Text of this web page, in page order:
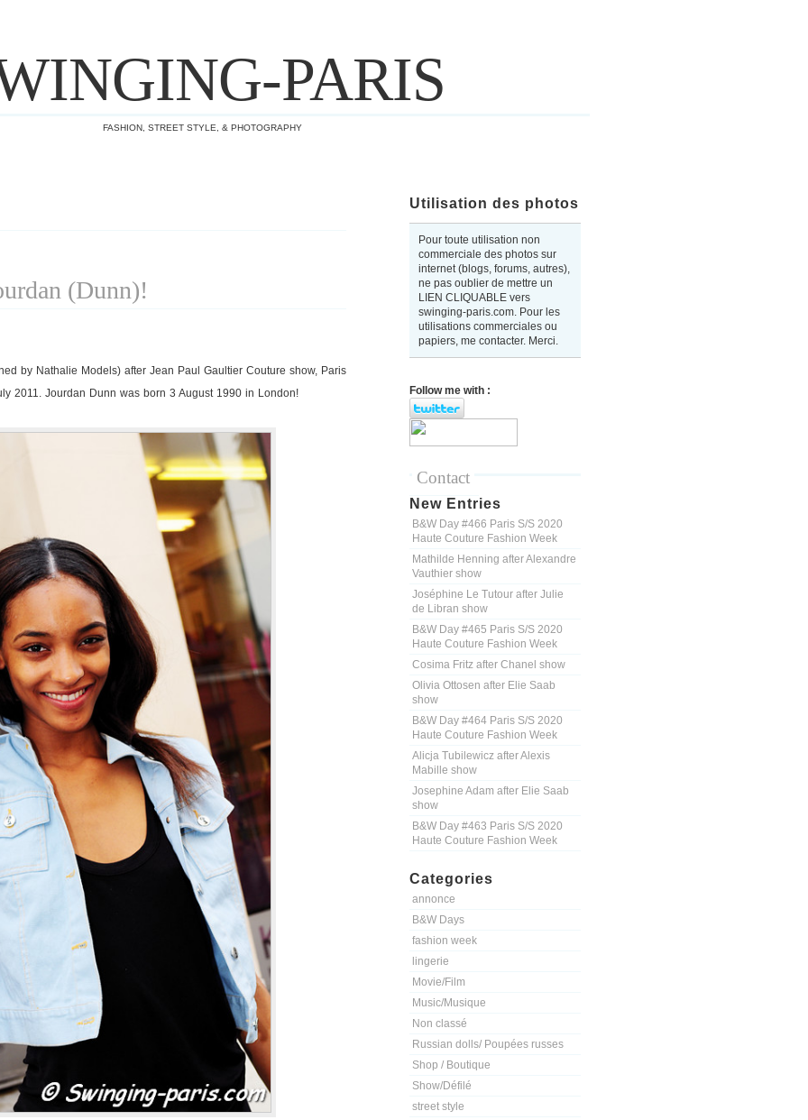
PARIS
FASHION, STREET STYLE, & PHOTOGRAPHY
Utilisation des photos
Pour toute utilisation non
commerciale des photos sur
internet (blogs, forums, autres),
ne pas oublier de mettre un
LIEN CLIQUABLE vers
swinging-paris.com. Pour les
utilisations commerciales ou
papiers, me contacter. Merci.
Follow me with :
Contact
New Entries
B&W Day #466 Paris S/S 2020
Haute Couture Fashion Week
Mathilde Henning after Alexandre
Vauthier show
Joséphine Le Tutour after Julie
de Libran show
B&W Day #465 Paris S/S 2020
Haute Couture Fashion Week
Cosima Fritz after Chanel show
Olivia Ottosen after Elie Saab
show
B&W Day #464 Paris S/S 2020
Haute Couture Fashion Week
Alicja Tubilewicz after Alexis
Mabille show
Josephine Adam after Elie Saab
show
B&W Day #463 Paris S/S 2020
Haute Couture Fashion Week
Categories
annonce
B&W Days
fashion week
lingerie
Movie/Film
Music/Musique
Non classé
Russian dolls/ Poupées russes
Shop / Boutique
Show/Défilé
street style
(Dunn)!
by Nathalie Models) after Jean Paul Gaultier Couture show, Paris
2011. Jourdan Dunn was born 3 August 1990 in London!